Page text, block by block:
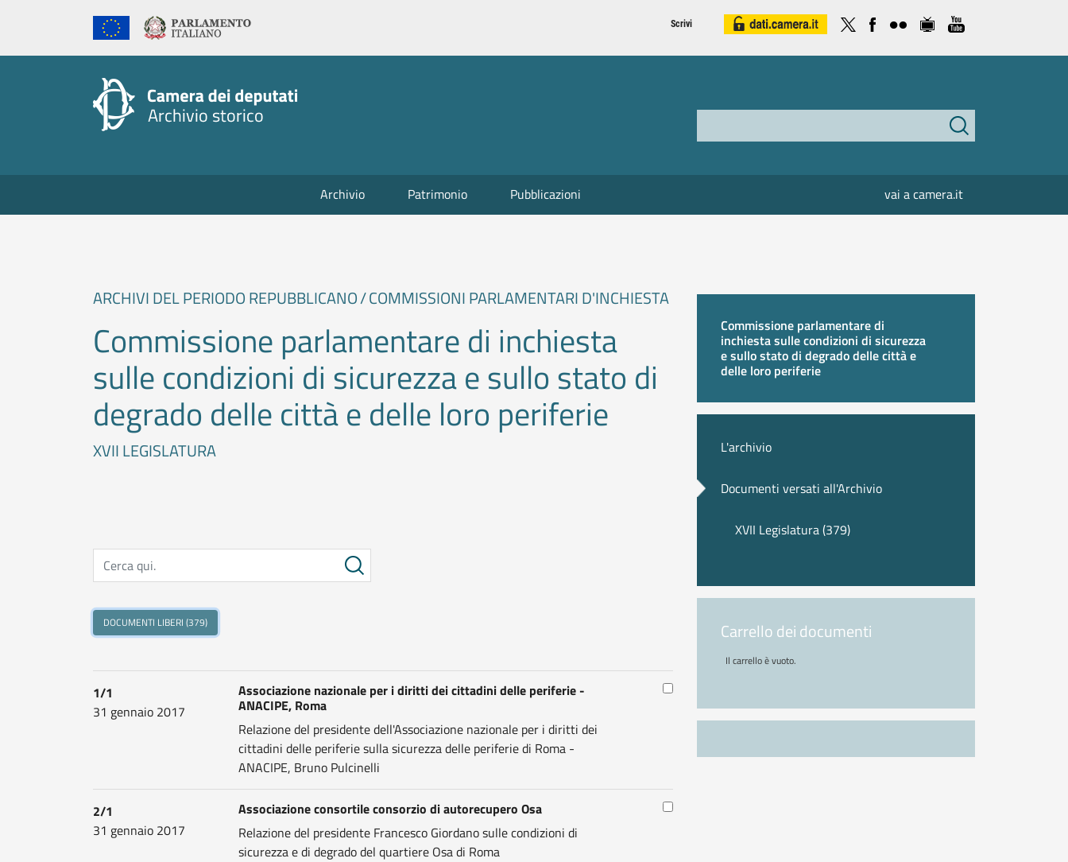
Scrivi
Archivio Patrimonio Pubblicazioni vai a camera.it
ARCHIVI DEL PERIODO REPUBBLICANO COMMISSIONI PARLAMENTARI D'INCHIESTA
Commissione parlamentare di inchiesta
sulle condizioni di sicurezza e sullo stato di
degrado delle città e delle loro periferie
XVII LEGISLATURA
DOCUMENTI LIBERI (379)
1/1
31 gennaio 2017
Associazione nazionale per i diritti dei cittadini delle periferie -
ANACIPE, Roma
Relazione del presidente dell'Associazione nazionale per i diritti dei
cittadini delle periferie sulla sicurezza delle periferie di Roma -
ANACIPE, Bruno Pulcinelli
2/1
31 gennaio 2017
Associazione consortile consorzio di autorecupero Osa
Relazione del presidente Francesco Giordano sulle condizioni di
sicurezza e di degrado del quartiere Osa di Roma
Commissione parlamentare di
inchiesta sulle condizioni di sicurezza
e sullo stato di degrado delle città e
delle loro periferie
L'archivio
Documenti versati all'Archivio
XVII Legislatura (379)
Carrello dei documenti
Il carrello è vuoto.